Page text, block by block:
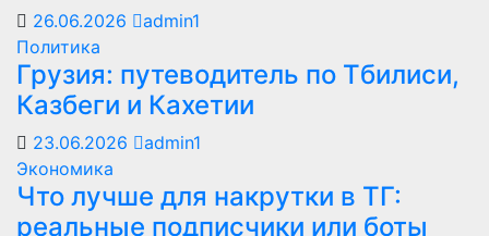
26.06.2026
admin1
Политика
Грузия: путеводитель по Тбилиси,
Казбеги и Кахетии
23.06.2026
admin1
Экономика
Что лучше для накрутки в ТГ:
реальные подписчики или боты